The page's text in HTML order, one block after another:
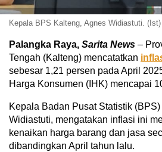
Kepala BPS Kalteng, Agnes Widiastuti. (Ist)
Palangka Raya, Sarita News –
Tengah (Kalteng) mencatatkan
sebesar 1,21 persen pada April
Harga Konsumen (IHK) mencapai
Kepala Badan Pusat Statistik
Widiastuti, mengatakan inflasi ini
kenaikan harga barang dan jasa
dibandingkan April tahun lalu.